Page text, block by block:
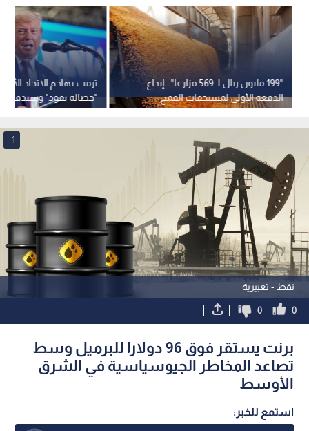
ترمب يهاجم الاتحاد
"حصالة نقود" وسندفعكم
"199 مليون ريال لـ 569 مزارعا".. إيداع
الدفعة الأولى لمستحقات القمح
بالسعودية
نفط - تعبيرية
1
0
0
برنت يستقر فوق 96 دولارا للبرميل وسط
تصاعد المخاطر الجيوسياسية في الشرق
الأوسط
استمع للخبر: